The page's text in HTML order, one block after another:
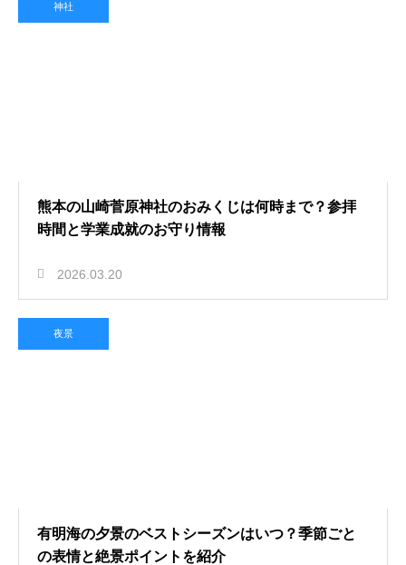
神社
熊本の山崎菅原神社のおみくじは何時まで？参拝
時間と学業成就のお守り情報
2026.03.20
夜景
有明海の夕景のベストシーズンはいつ？季節ごと
の表情と絶景ポイントを紹介